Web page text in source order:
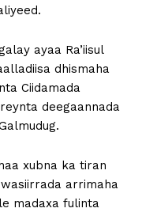
ayaa Ra’iisul
dhismaha
Ciidamada
deegaannada
xubna ka tiran
arrimaha
madaxa fulinta